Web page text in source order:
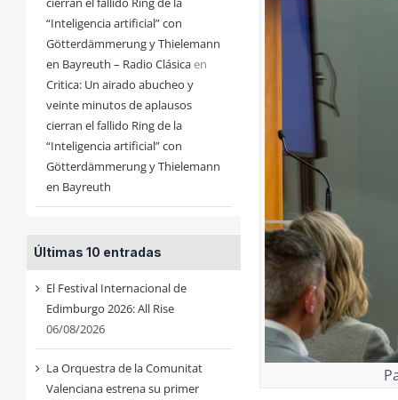
“Inteligencia artificial” con
Götterdämmerung y Thielemann
en Bayreuth – Radio Clásicaen
Critica: Un airado abucheo y
veinte minutos de aplausos
cierran el fallido Ring de la
“Inteligencia artificial” con
Götterdämmerung y Thielemann
en Bayreuth
Últimas 10 entradas
El Festival Internacional de
Edimburgo 2026: All Rise
06/08/2026
La Orquestra de la Comunitat
Valenciana estrena su primer